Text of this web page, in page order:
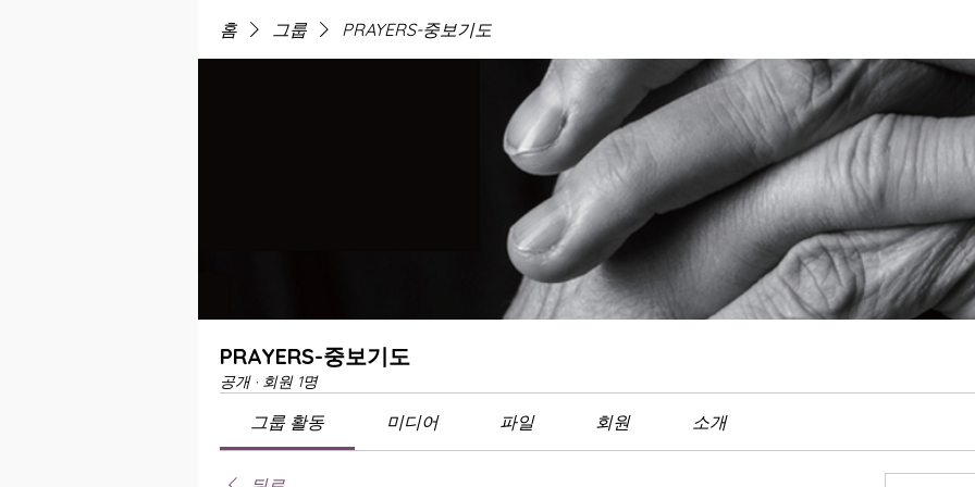
홈 그룹 PRAYERS-중보기도
PRAYERS-중보기도
공개 · 회원 1명
그룹 활동 미디어 파일 회원 소개